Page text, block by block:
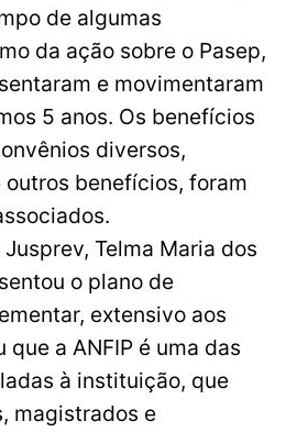
de algumas
da ação sobre o Pasep,
e movimentaram
5 anos. Os benefícios
diversos,
benefícios, foram
Telma Maria dos
o plano de
extensivo aos
a ANFIP é uma das
à instituição, que
magistrados e